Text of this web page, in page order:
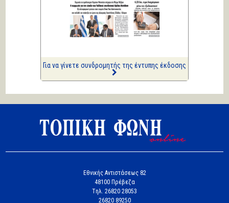
ΑΡΙΩΝ
Ιστορίες Καθημερινής
Τρέλας
συλλήψεις...
Για να γίνετε συνδρομητής της έντυπης έκδοσης
Εθνικής Αντιστάσεως 82
48100 Πρέβεζα
Tηλ. 26820 28053
26820 89250